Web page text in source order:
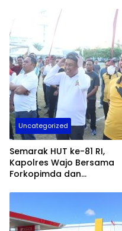
Uncategorized
Semarak HUT ke-81 RI,
Kapolres Wajo Bersama
Forkopimda dan
Lomba Makan Kerupuk